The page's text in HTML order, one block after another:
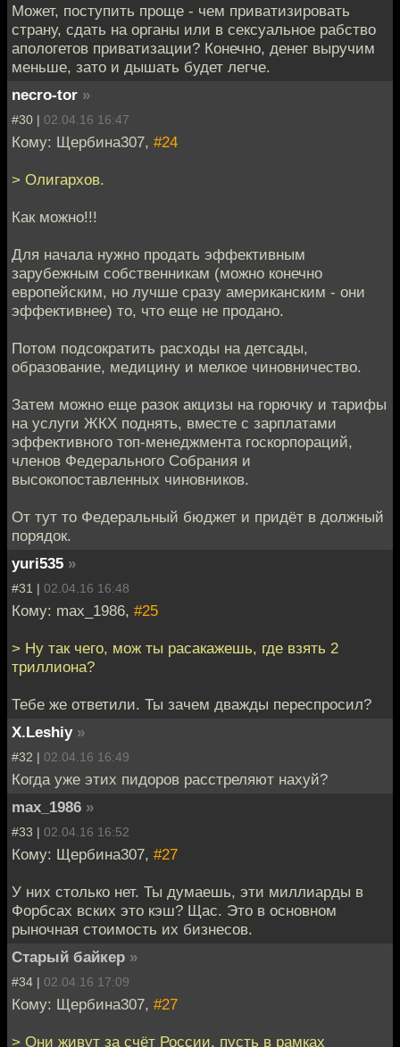
Может, поступить проще - чем приватизировать
страну, сдать на органы или в сексуальное рабство
апологетов приватизации? Конечно, денег выручим
меньше, зато и дышать будет легче.
necro-tor »
#30 | 02.04.16 16:47
Кому: Щербина307, #24
> Олигархов.
Как можно!!!
Для начала нужно продать эффективным
зарубежным собственникам (можно конечно
европейским, но лучше сразу американским - они
эффективнее) то, что еще не продано.
Потом подсократить расходы на детсады,
образование, медицину и мелкое чиновничество.
Затем можно еще разок акцизы на горючку и тарифы
на услуги ЖКХ поднять, вместе с зарплатами
эффективного топ-менеджмента госкорпораций,
членов Федерального Собрания и
высокопоставленных чиновников.
От тут то Федеральный бюджет и придёт в должный
порядок.
yuri535 »
#31 | 02.04.16 16:48
Кому: max_1986, #25
> Ну так чего, мож ты расакажешь, где взять 2
триллиона?
Тебе же ответили. Ты зачем дважды переспросил?
X.Leshiy »
#32 | 02.04.16 16:49
Когда уже этих пидоров расстреляют нахуй?
max_1986 »
#33 | 02.04.16 16:52
Кому: Щербина307, #27
У них столько нет. Ты думаешь, эти миллиарды в
Форбсах вских это кэш? Щас. Это в основном
рыночная стоимость их бизнесов.
Старый байкер »
#34 | 02.04.16 17:09
Кому: Щербина307, #27
> Они живут за счёт России, пусть в рамках